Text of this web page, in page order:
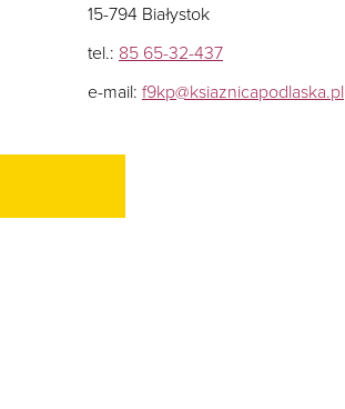
15-794 Białystok
tel.: 85 65-32-437
e-mail: f9kp@ksiaznicapodlaska.pl